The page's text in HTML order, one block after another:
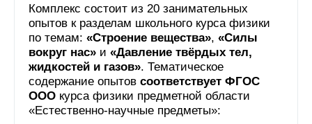
Комплекс состоит из 20 занимательных
опытов к разделам школьного курса физики
по темам: «Строение вещества», «Силы
вокруг нас» и «Давление твёрдых тел,
жидкостей и газов». Тематическое
содержание опытов соответствует ФГОС
ООО курса физики предметной области
«Естественно-научные предметы»: